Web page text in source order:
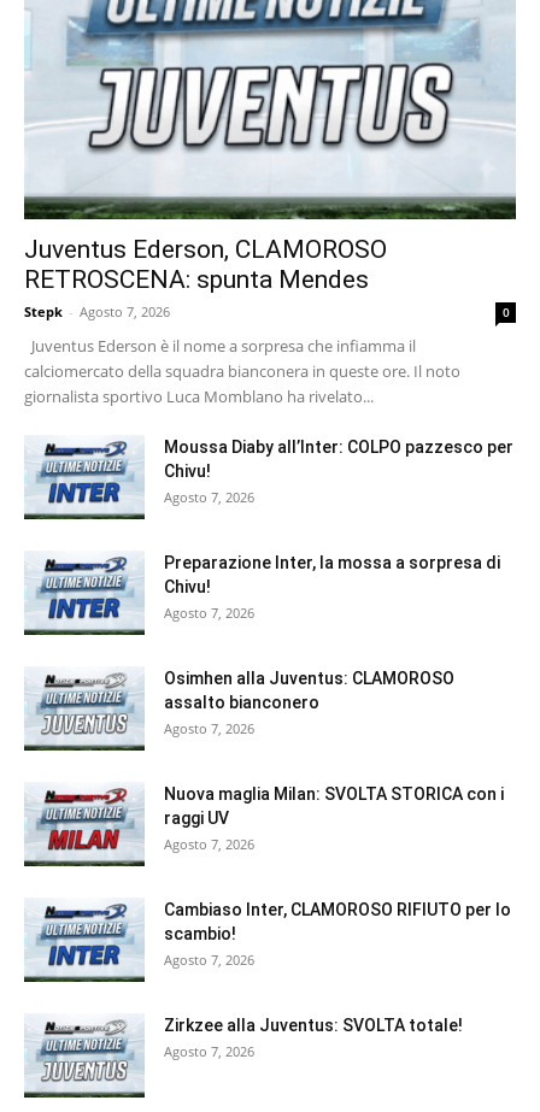
Juventus Ederson, CLAMOROSO
RETROSCENA: spunta Mendes
Stepk - Agosto 7, 2026 0
Juventus Ederson è il nome a sorpresa che infiamma il
calciomercato della squadra bianconera in queste ore. Il noto
giornalista sportivo Luca Momblano ha rivelato...
Moussa Diaby all’Inter: COLPO pazzesco per
Chivu!
Agosto 7, 2026
Preparazione Inter, la mossa a sorpresa di
Chivu!
Agosto 7, 2026
Osimhen alla Juventus: CLAMOROSO
assalto bianconero
Agosto 7, 2026
Nuova maglia Milan: SVOLTA STORICA con i
raggi UV
Agosto 7, 2026
Cambiaso Inter, CLAMOROSO RIFIUTO per lo
scambio!
Agosto 7, 2026
Zirkzee alla Juventus: SVOLTA totale!
Agosto 7, 2026